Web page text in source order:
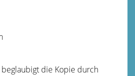
die Kopie durch